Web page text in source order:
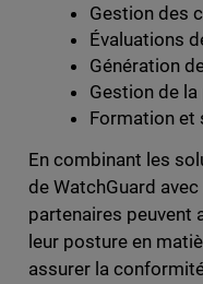
Gestion des
Évaluations
Génération
Gestion de
Formation et
En combinant les
de WatchGuard
partenaires peuvent
leur posture en
assurer la